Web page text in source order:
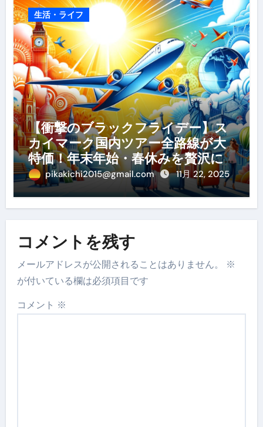
生活・ライフ
【衝撃のブラックフライデー】ス
カイマーク国内ツアー全路線が大
特価！年末年始・春休みを贅沢に
過ごす賢い予約ガイド
pikakichi2015@gmail.com 11月 22, 2025
コメントを残す
メールアドレスが公開されることはありません。
※
が付いている欄は必須項目です
コメント ※